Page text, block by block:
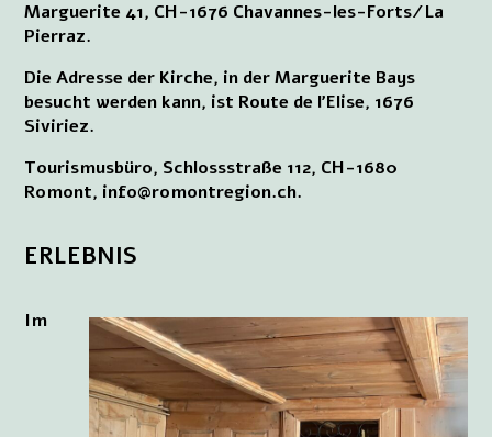
Marguerite 41, CH-1676 Chavannes-les-Forts/La
Pierraz.
Die Adresse der Kirche, in der Marguerite Bays
besucht werden kann, ist Route de l’Elise, 1676
Siviriez.
Tourismusbüro, Schlossstraße 112, CH-1680
Romont, info@romontregion.ch.
ERLEBNIS
Im